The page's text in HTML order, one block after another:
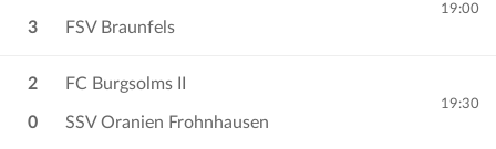
3 FSV Braunfels
19:00
2
0
FC Burgsolms II
SSV Oranien Frohnhausen
19:30